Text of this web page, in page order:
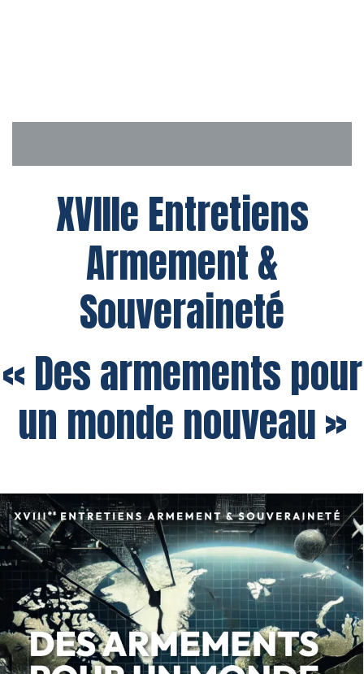
XVIIIe Entretiens
Armement &
Souveraineté
« Des armements pour
un monde nouveau »